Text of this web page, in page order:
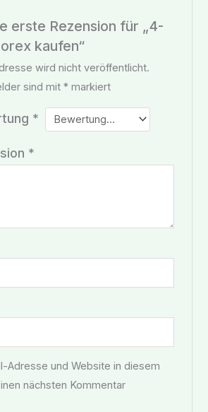
erste Rezension für „4-
kaufen“
wird nicht veröffentlicht.
sind mit * markiert
*
*
Adresse und Website in diesem
nächsten Kommentar